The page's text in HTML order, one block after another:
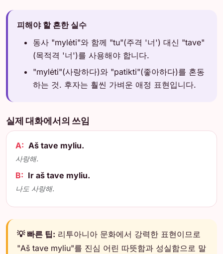
피해야 할 흔한 실수
동사 "mylėti"와 함께 "tu"(주격 '너') 대신 "tave"
(목적격 '너')를 사용해야 합니다.
"mylėti"(사랑하다)와 "patikti"(좋아하다)를 혼동
하는 것. 후자는 훨씬 가벼운 애정 표현입니다.
실제 대화에서의 쓰임
A: Aš tave myliu.
사랑해.
B: Ir aš tave myliu.
나도 사랑해.
💡 빠른 팁: 리투아니아 문화에서 강력한 표현이므로
"Aš tave myliu"를 진심 어린 따뜻함과 성실함으로 말